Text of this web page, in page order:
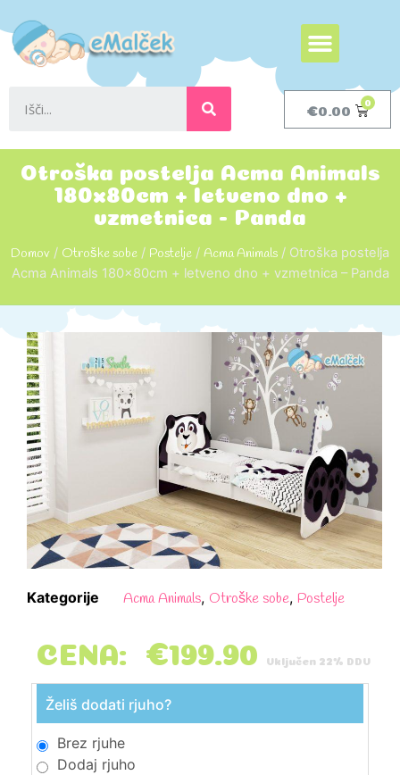
€0.00
Otroška postelja Acma Animals
180x80cm + letveno dno +
vzmetnica - Panda
Domov / Otroške sobe / Postelje / Acma Animals / Otroška postelja
Acma Animals 180x80cm + letveno dno + vzmetnica – Panda
Kategorije Acma Animals, Otroške sobe, Postelje
CENA: €199.90
Vključen 22% DDV
Želiš dodati rjuho?
Brez rjuhe
Dodaj rjuho